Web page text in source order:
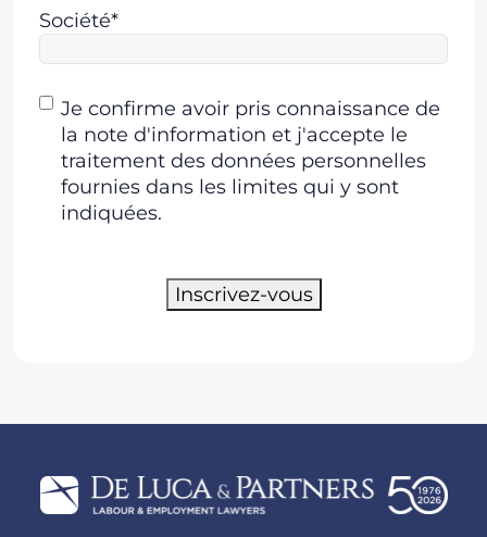
Société*
Consentement
Je confirme avoir pris connaissance de
la note d'information et j'accepte le
traitement des données personnelles
fournies dans les limites qui y sont
indiquées.
Inscrivez-vous